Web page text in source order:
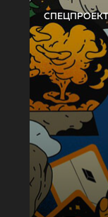
СПЕЦПРОЕКТ